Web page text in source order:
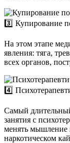
3️⃣ Купирование
На этом этапе
явления: тяга,
всех органов,
4️⃣
Самый
занятия с
менять мышление
наркотическом